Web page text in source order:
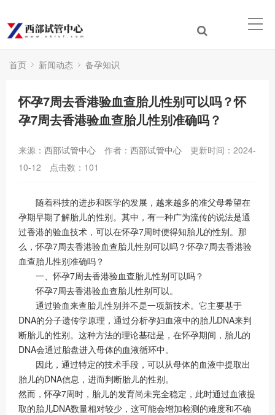
首页 新闻动态 备孕知识
怀孕7周去香港验血查胎儿性别可以吗？怀
孕7周去香港验血查胎儿性别准确吗？
来源： 西部试管中心 作者： 西部试管中心
更新时间：2024-
10-12
点击数： 101
随着科技的进步和医学的发展，越来越多的准父母希望在
孕期早期了解胎儿的性别。其中，有一种广为流传的说法是通
过香港的验血技术，可以在怀孕7周时便得知胎儿的性别。那
么，怀孕7周去香港验血查胎儿性别可以吗？怀孕7周去香港验
血查胎儿性别准确吗？
一、怀孕7周去香港验血查胎儿性别可以吗？
怀孕7周去香港验血查胎儿性别可以。
通过验血来查胎儿性别并不是一项新技术。它主要基于
DNA的分子遗传学原理，通过分析孕妇血液中的胎儿DNA来判
断胎儿的性别。这种方法的理论基础是，在怀孕期间，胎儿的
DNA会通过胎盘进入母体的血液循环中。
因此，通过特定的技术手段，可以从母体的血液中提取出
胎儿的DNA信息，进而判断胎儿的性别。
然而，怀孕7周时，胎儿的发育尚未完全稳定，此时通过血液提
取的胎儿DNA数量相对较少，这可能会增加检测的难度和不确